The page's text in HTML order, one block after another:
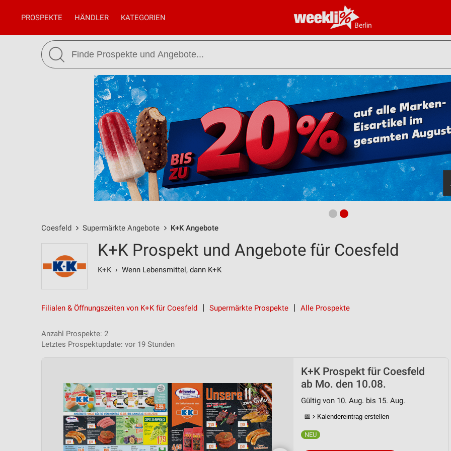
Berlin
PROSPEKTE HÄNDLER KATEGORIEN
Coesfeld Supermärkte Angebote K+K Angebote
K+K Prospekt und Angebote für Coesfeld
K+K › Wenn Lebensmittel, dann K+K
Filialen & Öffnungszeiten von K+K für Coesfeld Supermärkte Prospekte Alle Prospekte
Anzahl Prospekte: 2
Letztes Prospektupdate: vor 19 Stunden
K+K Prospekt für Coesfeld
ab Mo. den 10.08.
Gültig von 10. Aug. bis 15. Aug.
📅 Kalendereintrag erstellen